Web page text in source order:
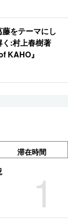
藤をテーマにし
:村上春樹著
KAHO』
滞在時間
1